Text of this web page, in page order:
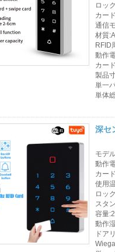
ロッ
カー
通信
材質
RFID
動作
カー
製品
単一
単体
深セ
モデ
動作
カー
使用
ロッ
スタ
容量
動作
ドア